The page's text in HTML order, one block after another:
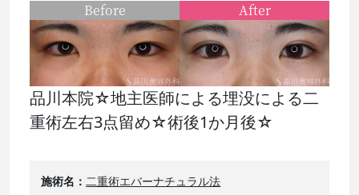
品川本院☆地主医師による埋没による二
重術左右3点留め☆術後1か月後☆
施術名
二重術エバーナチュラル法
Before After